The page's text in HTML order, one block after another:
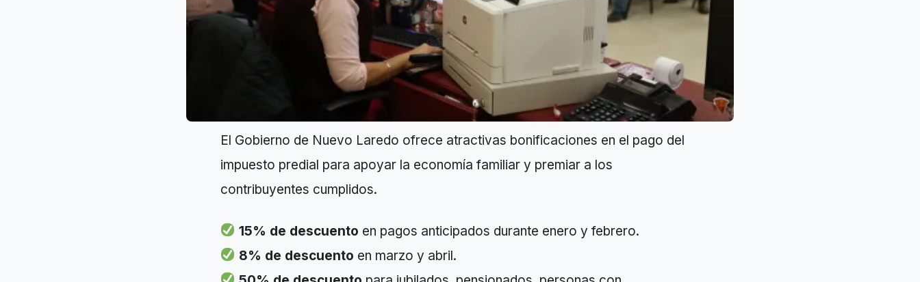
El Gobierno de Nuevo Laredo ofrece atractivas bonificaciones en el pago del
impuesto predial para apoyar la economía familiar y premiar a los
contribuyentes cumplidos.
15% de descuento en pagos anticipados durante enero y febrero.
8% de descuento en marzo y abril.